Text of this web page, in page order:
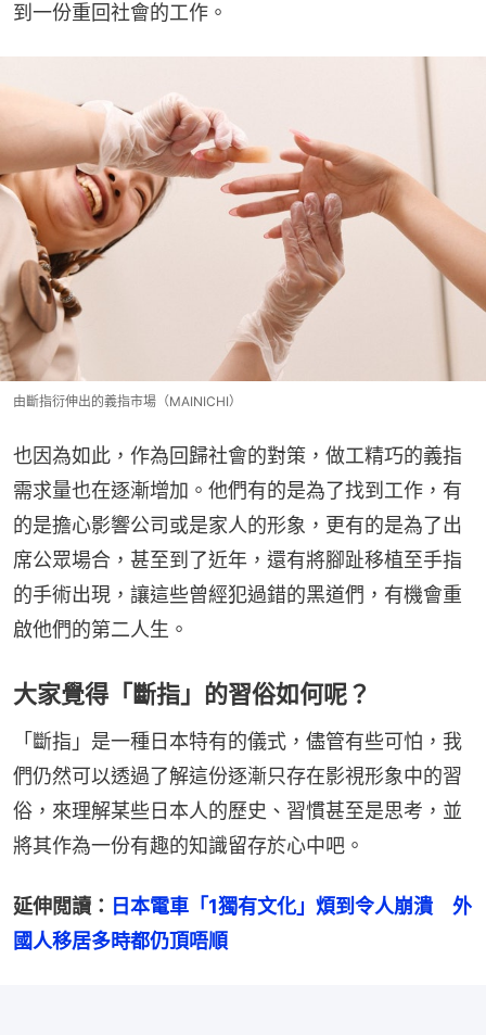
到一份重回社會的工作。
由斷指衍伸出的義指市場（MAINICHI）
也因為如此，作為回歸社會的對策，做工精巧的義指
需求量也在逐漸增加。他們有的是為了找到工作，有
的是擔心影響公司或是家人的形象，更有的是為了出
席公眾場合，甚至到了近年，還有將腳趾移植至手指
的手術出現，讓這些曾經犯過錯的黑道們，有機會重
啟他們的第二人生。
大家覺得「斷指」的習俗如何呢？
「斷指」是一種日本特有的儀式，儘管有些可怕，我
們仍然可以透過了解這份逐漸只存在影視形象中的習
俗，來理解某些日本人的歷史、習慣甚至是思考，並
將其作為一份有趣的知識留存於心中吧。
延伸閲讀： 日本電車「1獨有文化」煩到令人崩潰　外
國人移居多時都仍頂唔順